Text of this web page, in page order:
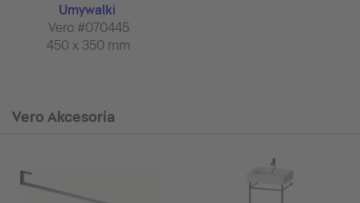
Umywalki
Vero #070445
450 x 350 mm
Vero Akcesoria